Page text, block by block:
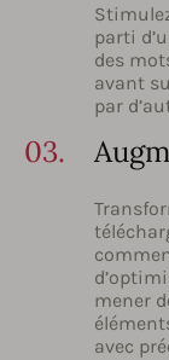
parti
des
avant
par
03.
mener
avec